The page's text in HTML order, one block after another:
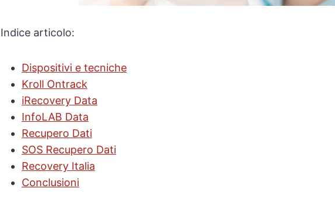
Indice articolo:
Dispositivi e tecniche
Kroll Ontrack
iRecovery Data
InfoLAB Data
Recupero Dati
SOS Recupero Dati
Recovery Italia
Conclusioni